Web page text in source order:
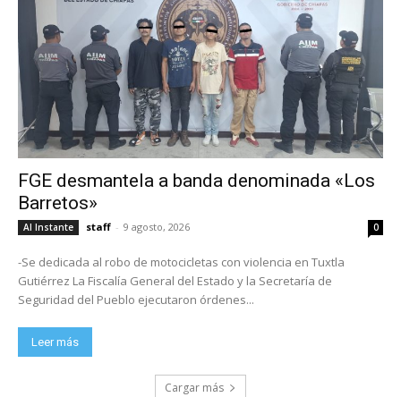
FGE desmantela a banda denominada «Los
Barretos»
Al Instante staff - 9 agosto, 2026 0
-Se dedicada al robo de motocicletas con violencia en Tuxtla
Gutiérrez La Fiscalía General del Estado y la Secretaría de
Seguridad del Pueblo ejecutaron órdenes...
Leer más
Cargar más